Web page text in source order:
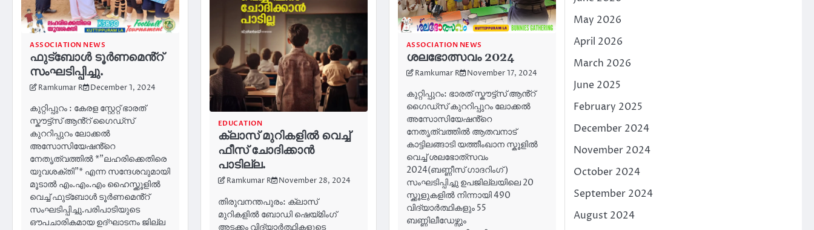
ASSOCIATION NEWS
ഫുട്ബോൾ ടൂർണമെൻ്റ്
സംഘടിപ്പിച്ചു.
Ramkumar R December 1, 2024
കുറ്റിപ്പുറം : കേരള സ്റ്റേറ്റ് ഭാരത്
സ്കൗട്ട്സ് ആൻ്റ് ഗൈഡ്സ്
കുററിപ്പുറം ലോക്കൽ
അസോസിയേഷൻ്റെ
നേതൃത്വത്തിൽ *”ലഹരിക്കെതിരെ
യുവശക്തി”* എന്ന സന്ദേശവുമായി
മൂടാൽ എം.എം.എം ഹൈസ്ക്കൂളിൽ
വെച്ച് ഫുട്ബോൾ ടൂർണമെൻ്റ്
സംഘടിപ്പിച്ചു.പരിപാടിയുടെ
ഔപചാരികമായ ഉദ്ഘാടനം ജില്ല
EDUCATION
ക്ലാസ് മുറികളിൽ വെച്ച്
ഫീസ് ചോദിക്കാൻ
പാടില്ല.
Ramkumar R November 28, 2024
തിരുവനന്തപുരം: ക്ലാസ്
മുറികളിൽ ബോഡി ഷെയ്മിംഗ്
അടക്കം വിദ്യാർത്ഥികളുടെ
ASSOCIATION NEWS
ശലഭോത്സവം 2024
Ramkumar R November 17, 2024
കുറ്റിപ്പുറം: ഭാരത് സ്കൗട്ട്സ് ആൻ്റ്
ഗൈഡ്സ് കുററിപ്പുറം ലോക്കൽ
അസോസിയേഷൻ്റെ
നേതൃത്വത്തിൽ ആതവനാട്
കാട്ടിലങ്ങാടി യത്തീംഖാന സ്കൂളിൽ
വെച്ച് ശലഭോത്‌സവം
2024(ബണ്ണീസ് ഗാദറിംഗ് )
സംഘടിപ്പിച്ചു ഉപജില്ലയിലെ 20
സ്ക്കൂളുകളിൽ നിന്നായി 490
വിദ്യാർത്ഥികളും 55
ബണ്ണിലീഡേഴ്സും
May 2026
April 2026
March 2026
June 2025
February 2025
December 2024
November 2024
October 2024
September 2024
August 2024